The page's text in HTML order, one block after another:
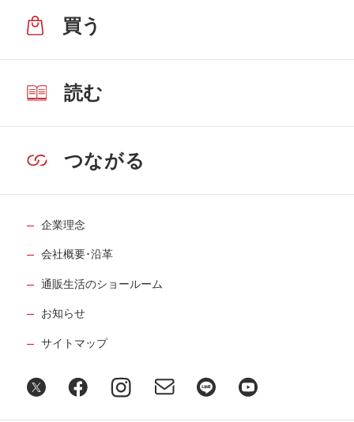
買う
読む
つながる
企業理念
会社概要･沿革
通販生活のショールーム
お知らせ
サイトマップ